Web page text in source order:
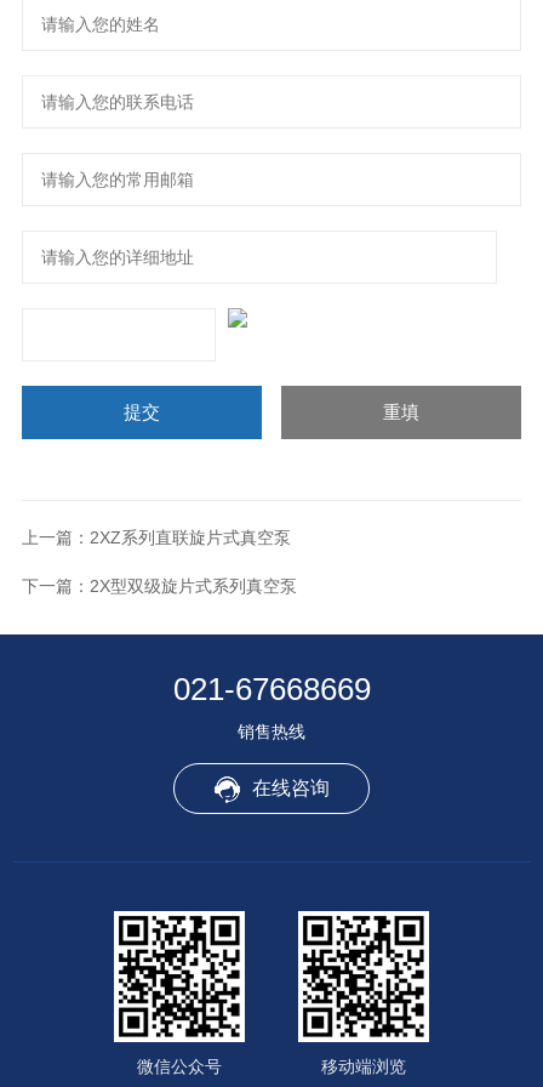
上一篇： 2XZ系列直联旋片式真空泵
下一篇： 2X型双级旋片式系列真空泵
021-67668669
销售热线
在线咨询
微信公众号 移动端浏览